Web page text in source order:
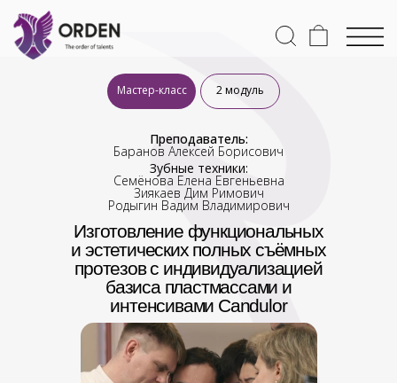
Изготовление функциональных
и эстетических полных съёмных
протезов с индивидуализацией
базиса пластмассами и
интенсивами Candulor
Мастер-класс
Зубные техники:
Семёнова Елена Евгеньевна
Зиякаев Дим Римович
Родыгин Вадим Владимирович
Преподаватель:
Баранов Алексей Борисович
2 модуль